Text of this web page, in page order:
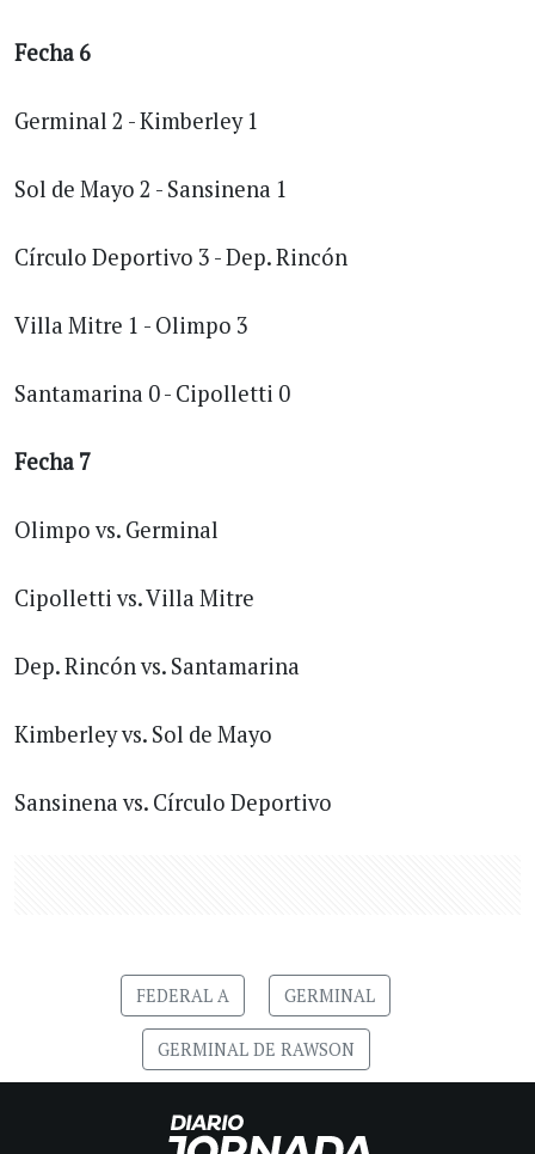
Fecha 6
Germinal 2 - Kimberley 1
Sol de Mayo 2 - Sansinena 1
Círculo Deportivo 3 - Dep. Rincón
Villa Mitre 1 - Olimpo 3
Santamarina 0 - Cipolletti 0
Fecha 7
Olimpo vs. Germinal
Cipolletti vs. Villa Mitre
Dep. Rincón vs. Santamarina
Kimberley vs. Sol de Mayo
Sansinena vs. Círculo Deportivo
FEDERAL A GERMINAL
GERMINAL DE RAWSON